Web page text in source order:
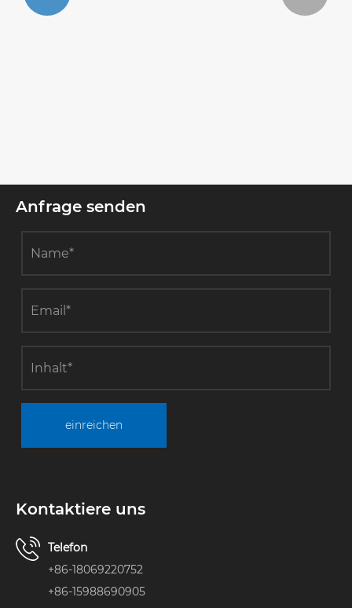
Anfrage senden
einreichen
Kontaktiere uns
Telefon
+86-18069220752
+86-15988690905